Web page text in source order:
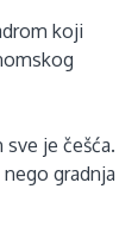
koji
je češća.
gradnja